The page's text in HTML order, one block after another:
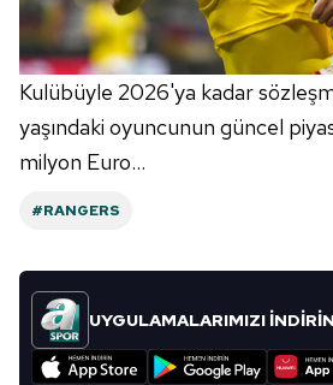
Kulübüyle 2026'ya kadar
yaşındaki oyuncunun güncel
milyon Euro...
#RANGERS
UYGULAMALARIMIZI